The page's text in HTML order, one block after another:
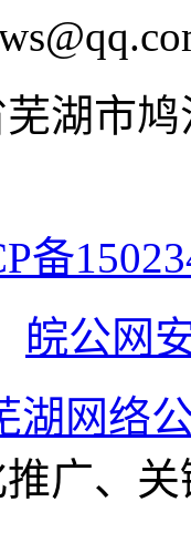
湖市
备
皖公网
湖网络
广、